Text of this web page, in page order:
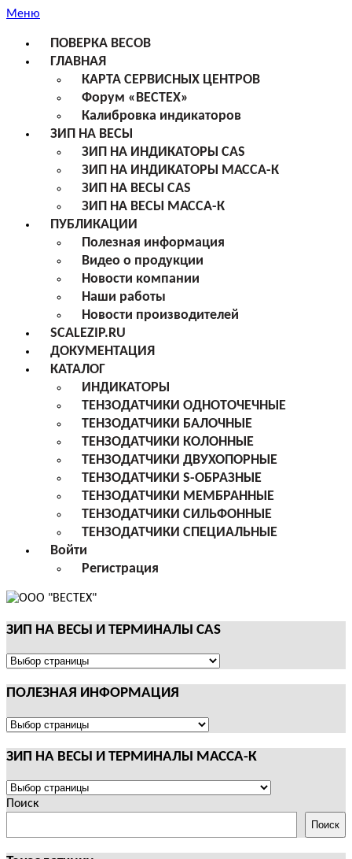
Меню
ПОВЕРКА ВЕСОВ
ГЛАВНАЯ
КАРТА СЕРВИСНЫХ ЦЕНТРОВ
Форум «ВЕСТЕХ»
Калибровка индикаторов
ЗИП НА ВЕСЫ
ЗИП НА ИНДИКАТОРЫ CAS
ЗИП НА ИНДИКАТОРЫ МАССА-К
ЗИП НА ВЕСЫ CAS
ЗИП НА ВЕСЫ МАССА-К
ПУБЛИКАЦИИ
Полезная информация
Видео о продукции
Новости компании
Наши работы
Новости производителей
SCALEZIP.RU
ДОКУМЕНТАЦИЯ
КАТАЛОГ
ИНДИКАТОРЫ
ТЕНЗОДАТЧИКИ ОДНОТОЧЕЧНЫЕ
ТЕНЗОДАТЧИКИ БАЛОЧНЫЕ
ТЕНЗОДАТЧИКИ КОЛОННЫЕ
ТЕНЗОДАТЧИКИ ДВУХОПОРНЫЕ
ТЕНЗОДАТЧИКИ S-ОБРАЗНЫЕ
ТЕНЗОДАТЧИКИ МЕМБРАННЫЕ
ТЕНЗОДАТЧИКИ СИЛЬФОННЫЕ
ТЕНЗОДАТЧИКИ СПЕЦИАЛЬНЫЕ
Войти
Регистрация
ЗИП НА ВЕСЫ И ТЕРМИНАЛЫ CAS
ЗИП
ВЕСЫ
ТЕРМИНАЛЫ
ПОЛЕЗНАЯ ИНФОРМАЦИЯ
ПОЛЕЗНАЯ
ЗИП НА ВЕСЫ И ТЕРМИНАЛЫ МАССА-К
ЗИП
НА
И
ТЕРМИНАЛЫ
Поиск
Поиск